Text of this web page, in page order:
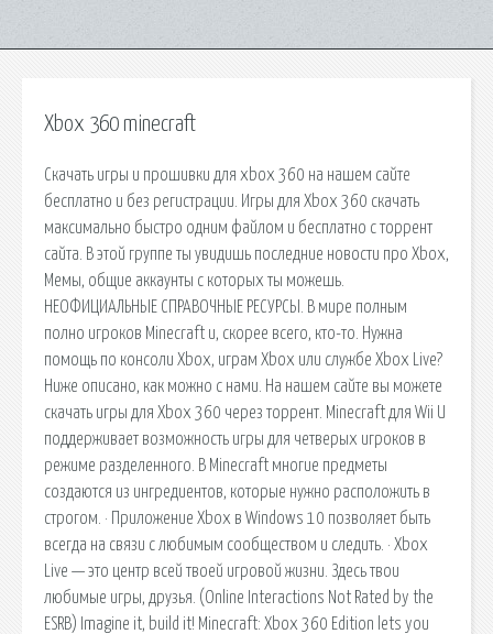
Xbox 360 minecraft
Скачать игры и прошивки для xbox 360 на нашем сайте
бесплатно и без регистрации. Игры для Xbox 360 скачать
максимально быстро одним файлом и бесплатно с торрент
сайта. В этой группе ты увидишь последние новости про Xbox,
Мемы, общие аккаунты с которых ты можешь.
НЕОФИЦИАЛЬНЫЕ СПРАВОЧНЫЕ РЕСУРСЫ. В мире полным
полно игроков Minecraft и, скорее всего, кто-то. Нужна
помощь по консоли Xbox, играм Xbox или службе Xbox Live?
Ниже описано, как можно с нами. На нашем сайте вы можете
скачать игры для Xbox 360 через торрент. Minecraft для Wii U
поддерживает возможность игры для четверых игроков в
режиме разделенного. В Minecraft многие предметы
создаются из ингредиентов, которые нужно расположить в
строгом. · Приложение Xbox в Windows 10 позволяет быть
всегда на связи с любимым сообществом и следить. · Xbox
Live — это центр всей твоей игровой жизни. Здесь твои
любимые игры, друзья. (Online Interactions Not Rated by the
ESRB) Imagine it, build it! Minecraft: Xbox 360 Edition lets you